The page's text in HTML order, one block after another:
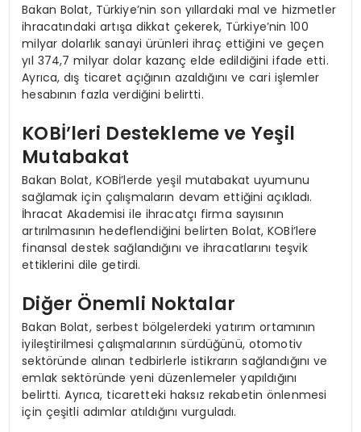
Bakan Bolat, Türkiye’nin son yıllardaki mal ve hizmetler
ihracatındaki artışa dikkat çekerek, Türkiye’nin 100
milyar dolarlık sanayi ürünleri ihraç ettiğini ve geçen
yıl 374,7 milyar dolar kazanç elde edildiğini ifade etti.
Ayrıca, dış ticaret açığının azaldığını ve cari işlemler
hesabının fazla verdiğini belirtti.
KOBİ’leri Destekleme ve Yeşil
Mutabakat
Bakan Bolat, KOBİ’lerde yeşil mutabakat uyumunu
sağlamak için çalışmaların devam ettiğini açıkladı.
İhracat Akademisi ile ihracatçı firma sayısının
artırılmasının hedeflendiğini belirten Bolat, KOBİ’lere
finansal destek sağlandığını ve ihracatlarını teşvik
ettiklerini dile getirdi.
Diğer Önemli Noktalar
Bakan Bolat, serbest bölgelerdeki yatırım ortamının
iyileştirilmesi çalışmalarının sürdüğünü, otomotiv
sektöründe alınan tedbirlerle istikrarın sağlandığını ve
emlak sektöründe yeni düzenlemeler yapıldığını
belirtti. Ayrıca, ticaretteki haksız rekabetin önlenmesi
için çeşitli adımlar atıldığını vurguladı.